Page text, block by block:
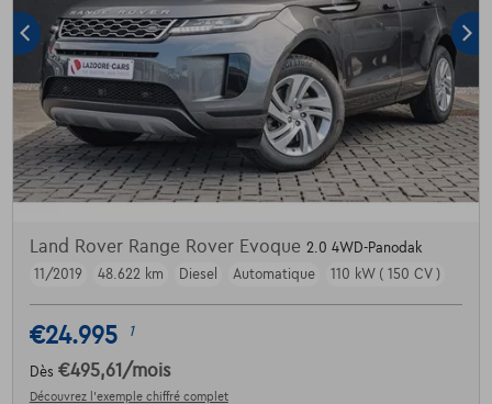
Land Rover Range Rover Evoque 2.0 4WD-Panodak
11/2019
48.622 km Diesel Automatique 110 kW ( 150 CV )
€24.995 1
Dès €495,61 /mois
Découvrez l’exemple chiffré complet